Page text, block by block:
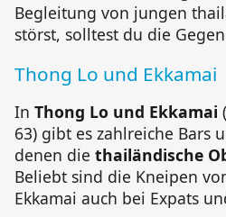
Begleitung von jungen
störst, solltest du die
Thong Lo und Ekkamai
In Thong Lo und Ekkamai
63) gibt es zahlreiche Bars
denen die thailändische
Beliebt sind die Kneipen
Ekkamai auch bei Expats